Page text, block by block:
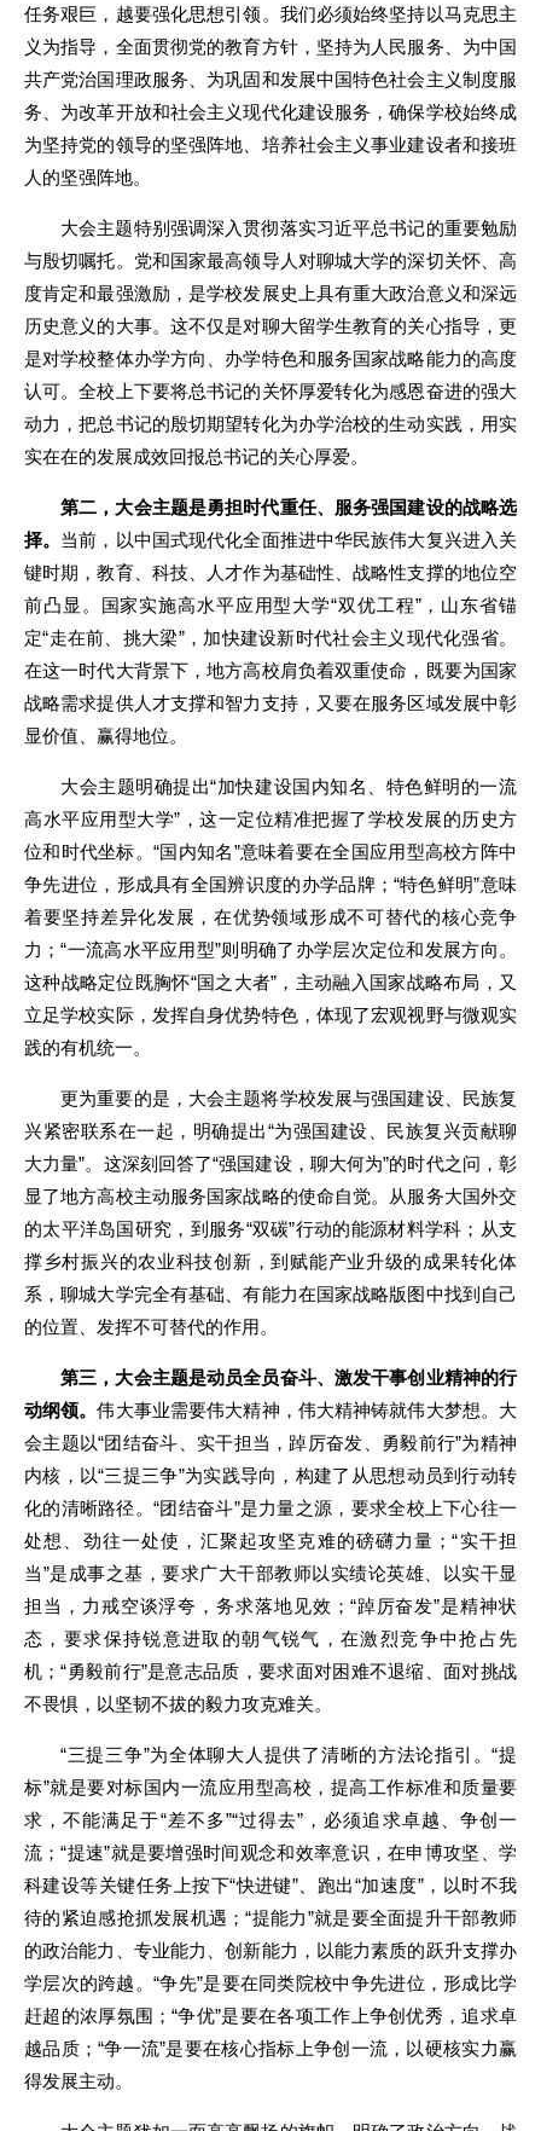
任务艰巨，越要强化思想引领。我们必须始终坚持以马克思主
义为指导，全面贯彻党的教育方针，坚持为人民服务、为中国
共产党治国理政服务、为巩固和发展中国特色社会主义制度服
务、为改革开放和社会主义现代化建设服务，确保学校始终成
为坚持党的领导的坚强阵地、培养社会主义事业建设者和接班
人的坚强阵地。
大会主题特别强调深入贯彻落实习近平总书记的重要勉励
与殷切嘱托。党和国家最高领导人对聊城大学的深切关怀、高
度肯定和最强激励，是学校发展史上具有重大政治意义和深远
历史意义的大事。这不仅是对聊大留学生教育的关心指导，更
是对学校整体办学方向、办学特色和服务国家战略能力的高度
认可。全校上下要将总书记的关怀厚爱转化为感恩奋进的强大
动力，把总书记的殷切期望转化为办学治校的生动实践，用实
实在在的发展成效回报总书记的关心厚爱。
第二，大会主题是勇担时代重任、服务强国建设的战略选
择。 当前，以中国式现代化全面推进中华民族伟大复兴进入关
键时期，教育、科技、人才作为基础性、战略性支撑的地位空
前凸显。国家实施高水平应用型大学“双优工程”，山东省锚
定“走在前、挑大梁”，加快建设新时代社会主义现代化强省。
在这一时代大背景下，地方高校肩负着双重使命，既要为国家
战略需求提供人才支撑和智力支持，又要在服务区域发展中彰
显价值、赢得地位。
大会主题明确提出“加快建设国内知名、特色鲜明的一流
高水平应用型大学”，这一定位精准把握了学校发展的历史方
位和时代坐标。“国内知名”意味着要在全国应用型高校方阵中
争先进位，形成具有全国辨识度的办学品牌；“特色鲜明”意味
着要坚持差异化发展，在优势领域形成不可替代的核心竞争
力；“一流高水平应用型”则明确了办学层次定位和发展方向。
这种战略定位既胸怀“国之大者”，主动融入国家战略布局，又
立足学校实际，发挥自身优势特色，体现了宏观视野与微观实
践的有机统一。
更为重要的是，大会主题将学校发展与强国建设、民族复
兴紧密联系在一起，明确提出“为强国建设、民族复兴贡献聊
大力量”。这深刻回答了“强国建设，聊大何为”的时代之问，彰
显了地方高校主动服务国家战略的使命自觉。从服务大国外交
的太平洋岛国研究，到服务“双碳”行动的能源材料学科；从支
撑乡村振兴的农业科技创新，到赋能产业升级的成果转化体
系，聊城大学完全有基础、有能力在国家战略版图中找到自己
的位置、发挥不可替代的作用。
第三，大会主题是动员全员奋斗、激发干事创业精神的行
动纲领。伟大事业需要伟大精神，伟大精神铸就伟大梦想。大
会主题以“团结奋斗、实干担当，踔厉奋发、勇毅前行”为精神
内核，以“三提三争”为实践导向，构建了从思想动员到行动转
化的清晰路径。“团结奋斗”是力量之源，要求全校上下心往一
处想、劲往一处使，汇聚起攻坚克难的磅礴力量；“实干担
当”是成事之基，要求广大干部教师以实绩论英雄、以实干显
担当，力戒空谈浮夸，务求落地见效；“踔厉奋发”是精神状
态，要求保持锐意进取的朝气锐气，在激烈竞争中抢占先
机；“勇毅前行”是意志品质，要求面对困难不退缩、面对挑战
不畏惧，以坚韧不拔的毅力攻克难关。
“三提三争”为全体聊大人提供了清晰的方法论指引。“提
标”就是要对标国内一流应用型高校，提高工作标准和质量要
求，不能满足于“差不多”“过得去”，必须追求卓越、争创一
流；“提速”就是要增强时间观念和效率意识，在申博攻坚、学
科建设等关键任务上按下“快进键”、跑出“加速度”，以时不我
待的紧迫感抢抓发展机遇；“提能力”就是要全面提升干部教师
的政治能力、专业能力、创新能力，以能力素质的跃升支撑办
学层次的跨越。“争先”是要在同类院校中争先进位，形成比学
赶超的浓厚氛围；“争优”是要在各项工作上争创优秀，追求卓
越品质；“争一流”是要在核心指标上争创一流，以硬核实力赢
得发展主动。